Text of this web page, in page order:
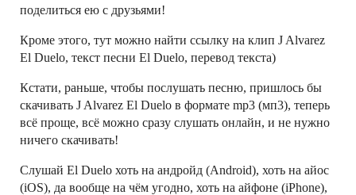
поделиться ею с друзьями!
Кроме этого, тут можно найти ссылку на клип J Alvarez
El Duelo, текст песни El Duelo, перевод текста)
Кстати, раньше, чтобы послушать песню, пришлось бы
скачивать J Alvarez El Duelo в формате mp3 (мп3), теперь
всё проще, всё можно сразу слушать онлайн, и не нужно
ничего скачивать!
Слушай El Duelo хоть на андройд (Android), хоть на айос
(iOS), да вообще на чём угодно, хоть на айфоне (iPhone),